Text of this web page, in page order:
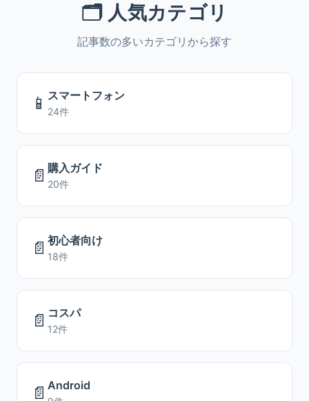
🗂️ 人気カテゴリ
記事数の多いカテゴリから探す
📱 スマートフォン
24件
📄 購入ガイド
20件
📄 初心者向け
18件
📄 コスパ
12件
📄 Android